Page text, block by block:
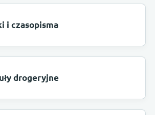
i czasopisma
drogeryjne